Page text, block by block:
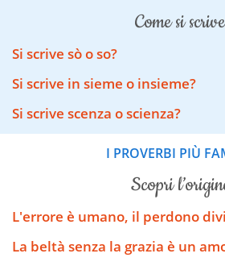
come si scrive
Si scrive sò o so?
Si scrive in sieme o insieme?
Si scrive scenza o scienza?
I PROVERBI PIÙ
scopri
L'errore è umano, il perdono
La beltà senza la grazia è un